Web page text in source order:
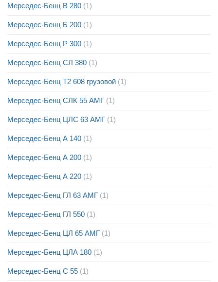
Мерседес-Бенц В 280 (1)
Мерседес-Бенц Б 200 (1)
Мерседес-Бенц Р 300 (1)
Мерседес-Бенц СЛ 380 (1)
Мерседес-Бенц Т2 608 грузовой (1)
Мерседес-Бенц СЛК 55 АМГ (1)
Мерседес-Бенц ЦЛС 63 АМГ (1)
Мерседес-Бенц А 140 (1)
Мерседес-Бенц А 200 (1)
Мерседес-Бенц А 220 (1)
Мерседес-Бенц ГЛ 63 АМГ (1)
Мерседес-Бенц ГЛ 550 (1)
Мерседес-Бенц ЦЛ 65 АМГ (1)
Мерседес-Бенц ЦЛА 180 (1)
Мерседес-Бенц С 55 (1)